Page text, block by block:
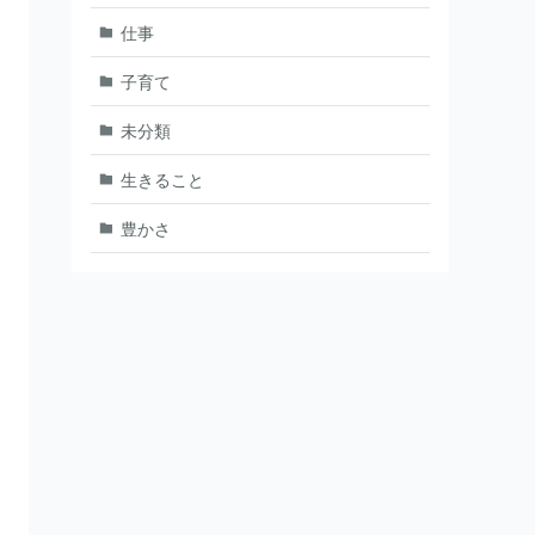
仕事
子育て
未分類
生きること
豊かさ